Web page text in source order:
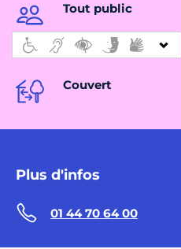
Tout public
Couvert
Plus d'infos
01 44 70 64 00